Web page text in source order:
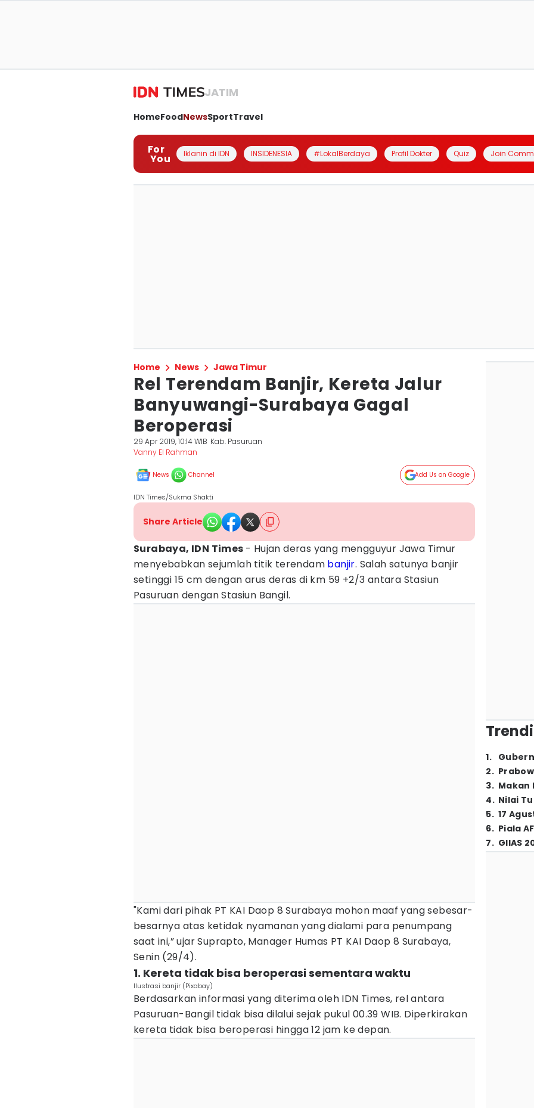
JATIM
HomeFoodNewsSportTravel
For
You Iklanin di IDN INSIDENESIA #LokalBerdaya Profil Dokter Quiz Join
Home News Jawa Timur
Rel Terendam Banjir, Kereta Jalur
Banyuwangi-Surabaya Gagal
Beroperasi
29 Apr 2019, 10:14 WIB Kab. Pasuruan
Vanny El Rahman
News Channel Add Us on Google
IDN Times/Sukma Shakti
Share Article
Surabaya, IDN Times - Hujan deras yang mengguyur Jawa Timur
menyebabkan sejumlah titik terendam banjir. Salah satunya banjir
setinggi 15 cm dengan arus deras di km 59 +2/3 antara Stasiun
Pasuruan dengan Stasiun Bangil.
"Kami dari pihak PT KAI Daop 8 Surabaya mohon maaf yang sebesar-
besarnya atas ketidak nyamanan yang dialami para penumpang
saat ini,” ujar Suprapto, Manager Humas PT KAI Daop 8 Surabaya,
Senin (29/4).
1. Kereta tidak bisa beroperasi sementara waktu
Ilustrasi banjir (Pixabay)
Berdasarkan informasi yang diterima oleh IDN Times, rel antara
Pasuruan-Bangil tidak bisa dilalui sejak pukul 00.39 WIB. Diperkirakan
kereta tidak bisa beroperasi hingga 12 jam ke depan.
1.
2.
3. Makan
4. Nilai
5. 17
6. Piala
7. GIIAS